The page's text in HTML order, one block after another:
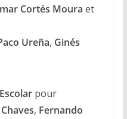
Cortés Moura et
Ureña, Ginés
pour
, Fernando